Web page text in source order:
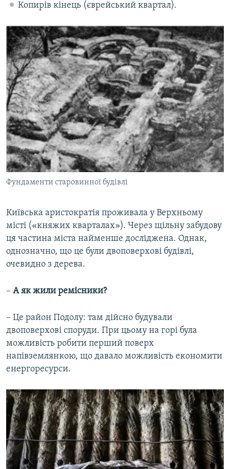
Копирів кінець (єврейський квартал).
Фундаменти старовинної будівлі
Київська аристократія проживала у Верхньому
місті («княжих кварталах»). Через щільну забудову
ця частина міста найменше досліджена. Однак,
однозначно, що це були двоповерхові будівлі,
очевидно з дерева.
–​ А як жили ремісники?
– Це район Подолу: там дійсно будували
двоповерхові споруди. При цьому на горі була
можливість робити перший поверх
напівземлянкою, що давало можливість економити
енергоресурси.